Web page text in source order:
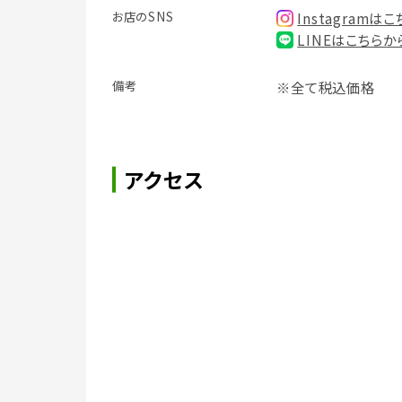
お店のSNS
Instagramはこ
LINEはこちらか
備考 ※全て税込価格
アクセス